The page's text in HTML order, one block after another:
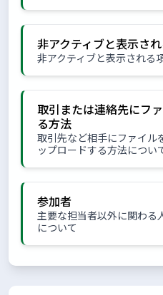
非アクティブと表示さ
非アクティブと表示される
取引または連絡先にフ
る方法
取引先など相手にファイ
ップロードする方法につい
参加者
主要な担当者以外に関わる
について